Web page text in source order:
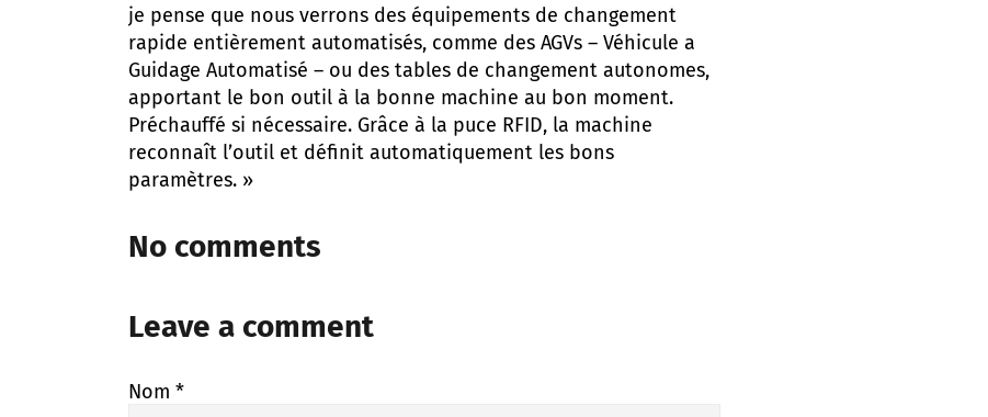
je pense que nous verrons des équipements de changement
rapide entièrement automatisés, comme des AGVs – Véhicule a
Guidage Automatisé – ou des tables de changement autonomes,
apportant le bon outil à la bonne machine au bon moment.
Préchauffé si nécessaire. Grâce à la puce RFID, la machine
reconnaît l’outil et définit automatiquement les bons
paramètres. »
No comments
Leave a comment
Nom *